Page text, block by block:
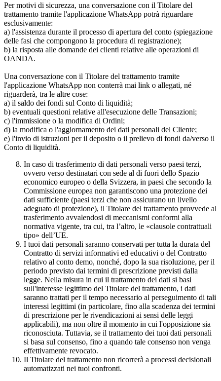
Per motivi di sicurezza, una conversazione con il Titolare del
trattamento tramite l'applicazione WhatsApp potrà riguardare
esclusivamente:
a) l'assistenza durante il processo di apertura del conto (spiegazione
delle fasi che compongono la procedura di registrazione);
b) la risposta alle domande dei clienti relative alle operazioni di
OANDA.
Una conversazione con il Titolare del trattamento tramite
l'applicazione WhatsApp non conterrà mai link o allegati, né
riguarderà, tra le altre cose:
a) il saldo dei fondi sul Conto di liquidità;
b) eventuali questioni relative all'esecuzione delle Transazioni;
c) l'immissione o la modifica di Ordini;
d) la modifica o l'aggiornamento dei dati personali del Cliente;
e) l'invio di istruzioni per il deposito o il prelievo di fondi da/verso il
Conto di liquidità.
In caso di trasferimento di dati personali verso paesi terzi,
ovvero verso destinatari con sede al di fuori dello Spazio
economico europeo o della Svizzera, in paesi che secondo la
Commissione europea non garantiscono una protezione dei
dati sufficiente (paesi terzi che non assicurano un livello
adeguato di protezione), il Titolare del trattamento provvede al
trasferimento avvalendosi di meccanismi conformi alla
normativa vigente, tra cui, tra l’altro, le «clausole contrattuali
tipo» dell’UE.
I tuoi dati personali saranno conservati per tutta la durata del
Contratto di servizi informativi ed educativi o del Contratto
relativo al conto demo, nonché, dopo la sua risoluzione, per il
periodo previsto dai termini di prescrizione previsti dalla
legge. Nella misura in cui il trattamento dei dati si basi
sull'interesse legittimo del Titolare del trattamento, i dati
saranno trattati per il tempo necessario al perseguimento di tali
interessi legittimi (in particolare, fino alla scadenza dei termini
di prescrizione per le rivendicazioni ai sensi delle leggi
applicabili), ma non oltre il momento in cui l'opposizione sia
riconosciuta. Tuttavia, se il trattamento dei tuoi dati personali
si basa sul consenso, fino a quando tale consenso non venga
effettivamente revocato.
Il Titolare del trattamento non ricorrerà a processi decisionali
automatizzati nei tuoi confronti.